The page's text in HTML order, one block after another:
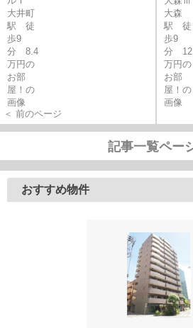
＜ 前のページ
記事一覧ペー
おすすめ物件